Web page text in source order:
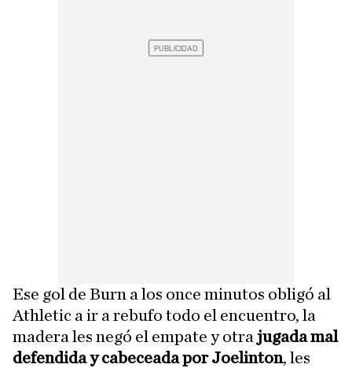
Ese gol de Burn a los once minutos obligó al
Athletic a ir a rebufo todo el encuentro, la
madera les negó el empate y otra jugada mal
defendida y cabeceada por Joelinton, les